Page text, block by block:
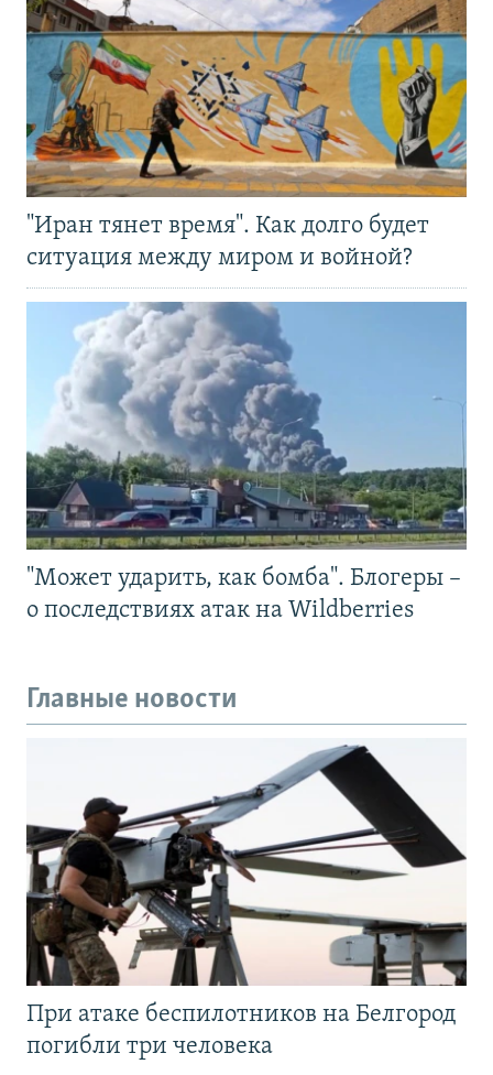
"Иран тянет время". Как долго будет
ситуация между миром и войной?
"Может ударить, как бомба". Блогеры –
о последствиях атак на Wildberries
Главные новости
При атаке беспилотников на Белгород
погибли три человека